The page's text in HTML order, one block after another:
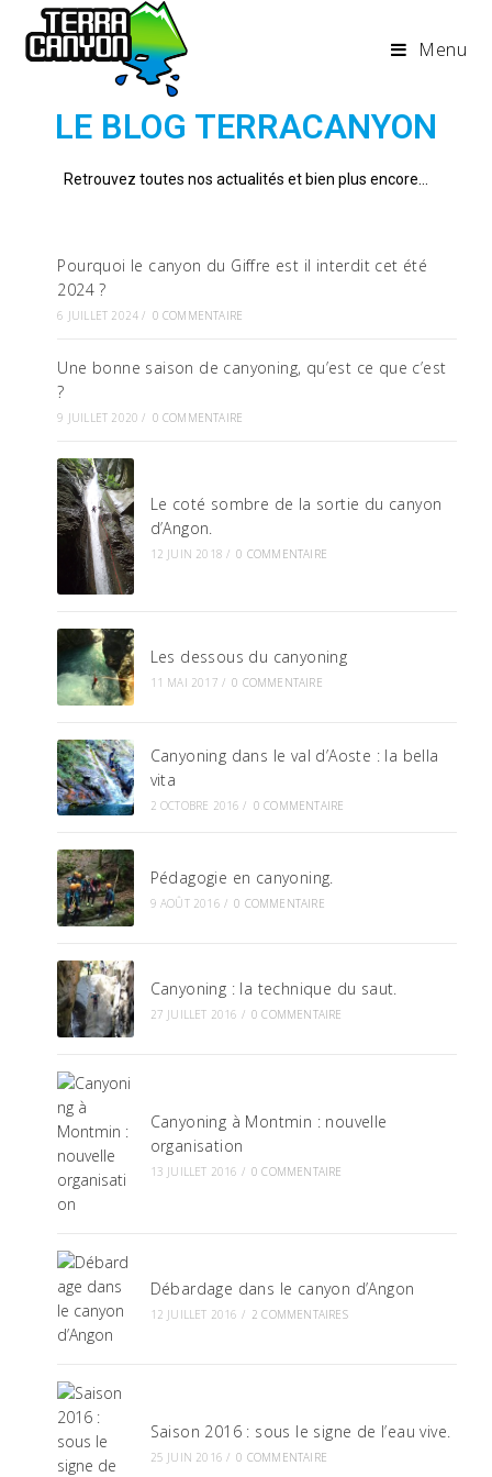
Menu
LE BLOG TERRACANYON
Retrouvez toutes nos actualités et bien plus encore…
Pourquoi le canyon du Giffre est il interdit cet été
2024 ?
6 JUILLET 2024 / 0 COMMENTAIRE
Une bonne saison de canyoning, qu’est ce que c’est
?
9 JUILLET 2020 / 0 COMMENTAIRE
Le coté sombre de la sortie du canyon
d’Angon.
12 JUIN 2018 / 0 COMMENTAIRE
Les dessous du canyoning
11 MAI 2017 / 0 COMMENTAIRE
Canyoning dans le val d’Aoste : la bella
vita
2 OCTOBRE 2016 / 0 COMMENTAIRE
Pédagogie en canyoning.
9 AOÛT 2016 / 0 COMMENTAIRE
Canyoning : la technique du saut.
27 JUILLET 2016 / 0 COMMENTAIRE
Canyoning à Montmin : nouvelle
organisation
13 JUILLET 2016 / 0 COMMENTAIRE
Débardage dans le canyon d’Angon
12 JUILLET 2016 / 2 COMMENTAIRES
Saison 2016 : sous le signe de l’eau vive.
25 JUIN 2016 / 0 COMMENTAIRE